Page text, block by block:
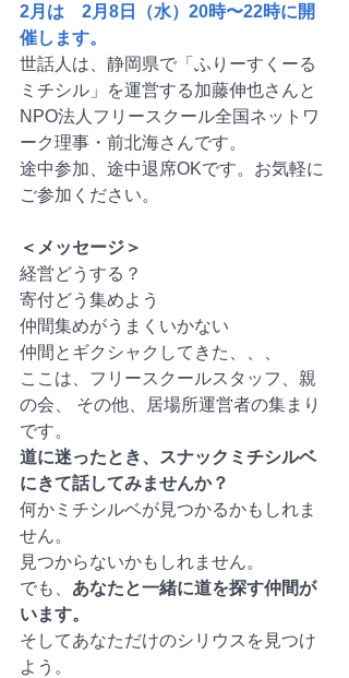
2月は　2月8日（水）20時〜22時に開
催します。
世話人は、静岡県で「ふりーすくーる
ミチシル」を運営する加藤伸也さんと
NPO法人フリースクール全国ネットワ
ーク理事・前北海さんです。
途中参加、途中退席OKです。お気軽に
ご参加ください。
＜メッセージ＞
経営どうする？
寄付どう集めよう
仲間集めがうまくいかない
仲間とギクシャクしてきた、、、
ここは、フリースクールスタッフ、親
の会、 その他、居場所運営者の集まり
です。
道に迷ったとき、スナックミチシルベ
にきて話してみませんか？
何かミチシルベが見つかるかもしれま
せん。
見つからないかもしれません。
でも、 あなたと一緒に道を探す仲間が
います。
そしてあなただけのシリウスを見つけ
よう。